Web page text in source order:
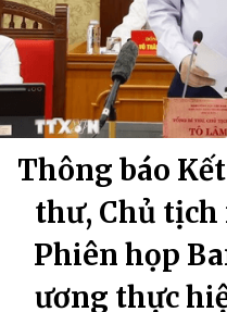
Thông báo
thư, Chủ tịch
Phiên họp
ương thực